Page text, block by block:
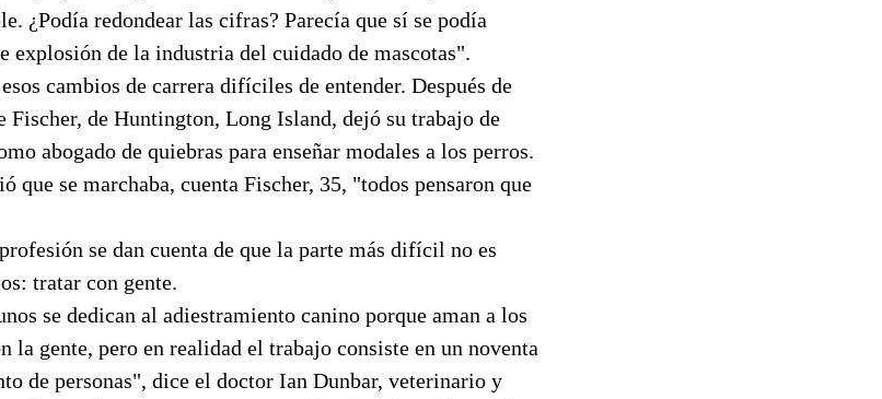
¿Podía redondear las cifras? Parecía que sí se podía
explosión de la industria del cuidado de mascotas".
cambios de carrera difíciles de entender. Después de
de Huntington, Long Island, dejó su trabajo de
abogado de quiebras para enseñar modales a los perros.
que se marchaba, cuenta Fischer, 35, "todos pensaron que
se dan cuenta de que la parte más difícil no es
tratar con gente.
se dedican al adiestramiento canino porque aman a los
la gente, pero en realidad el trabajo consiste en un noventa
de personas", dice el doctor Ian Dunbar, veterinario y